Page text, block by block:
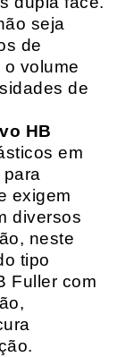
seja
de
volume
de
HB
em
exigem
diversos
neste
tipo
Fuller com